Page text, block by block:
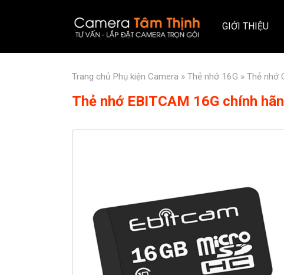
GIỚI THIỆU
Trang chủ Phụ kiện Camera » Thẻ nhớ 16G » Thẻ nhớ
Thẻ nhớ EBITCAM 16G chính